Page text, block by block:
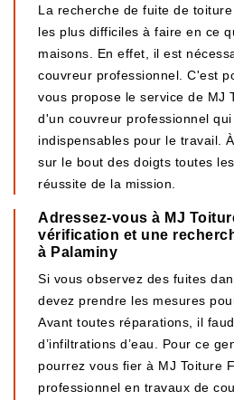
La recherche de fuite de
les plus difficiles à faire en ce
maisons. En effet, il est
couvreur professionnel. C'est
vous propose le service de MJ
d'un couvreur professionnel
indispensables pour le travail.
sur le bout des doigts toutes
réussite de la mission.
Adressez-vous à MJ
vérification et une
à Palaminy
Si vous observez des fuites
devez prendre les mesures
Avant toutes réparations, il
d’infiltrations d’eau. Pour ce
pourrez vous fier à MJ Toiture
professionnel en travaux de